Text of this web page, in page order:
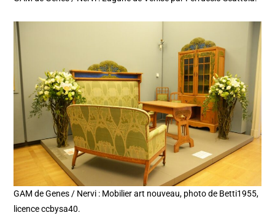
GAM de Genes / Nervi : Mobilier art nouveau, photo de Betti1955,
licence ccbysa40.